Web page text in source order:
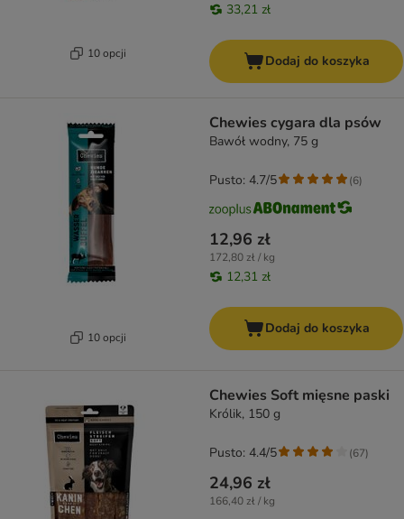
10 opcji
33,21 zł
Dodaj do koszyka
10 opcji
Chewies cygara dla psów
Bawół wodny, 75 g
12,96 zł
172,80 zł / kg
12,31 zł
Pusto: 4.7/5 (6)
Dodaj do koszyka
Chewies Soft mięsne paski
Królik, 150 g
24,96 zł
166,40 zł / kg
Pusto: 4.4/5 (67)